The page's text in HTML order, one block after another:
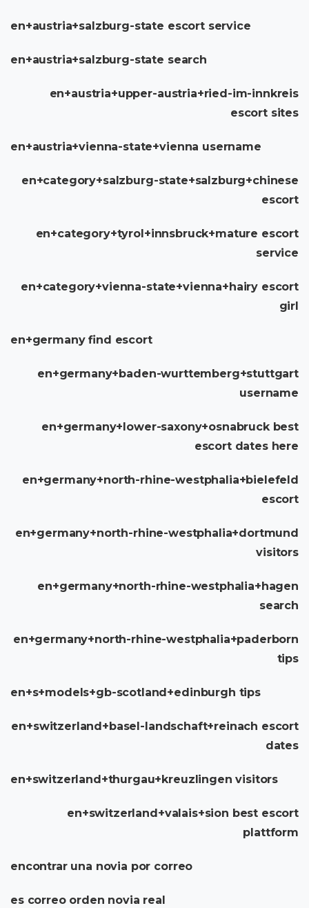
en+austria+salzburg-state escort service
en+austria+salzburg-state search
en+austria+upper-austria+ried-im-innkreis
escort sites
en+austria+vienna-state+vienna username
en+category+salzburg-state+salzburg+chinese
escort
en+category+tyrol+innsbruck+mature escort
service
en+category+vienna-state+vienna+hairy escort
girl
en+germany find escort
en+germany+baden-wurttemberg+stuttgart
username
en+germany+lower-saxony+osnabruck best
escort dates here
en+germany+north-rhine-westphalia+bielefeld
escort
en+germany+north-rhine-westphalia+dortmund
visitors
en+germany+north-rhine-westphalia+hagen
search
en+germany+north-rhine-westphalia+paderborn
tips
en+s+models+gb-scotland+edinburgh tips
en+switzerland+basel-landschaft+reinach escort
dates
en+switzerland+thurgau+kreuzlingen visitors
en+switzerland+valais+sion best escort
plattform
encontrar una novia por correo
es correo orden novia real